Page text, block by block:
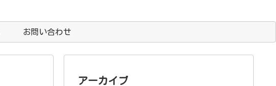
お問い合わせ
アーカイブ